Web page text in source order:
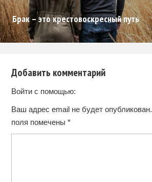
Брак – это крестовоскресный путь
Добавить комментарий
Войти с помощью:
Ваш адрес email не будет опубликован.
поля помечены *